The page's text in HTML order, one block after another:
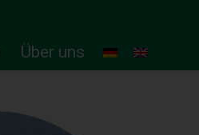
Über uns